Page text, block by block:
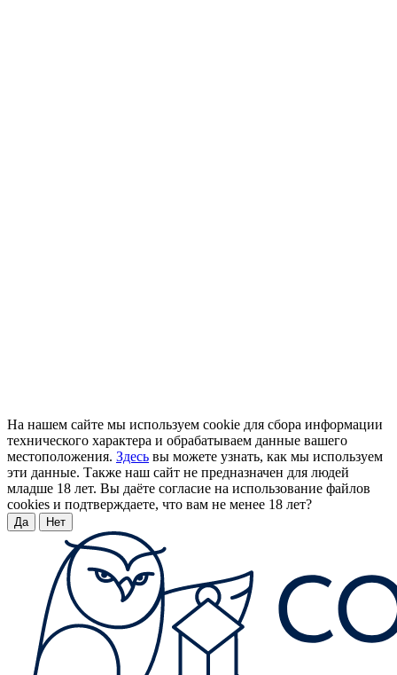
На нашем сайте мы используем cookie для сбора информации
технического характера и обрабатываем данные вашего
местоположения. Здесь вы можете узнать, как мы используем
эти данные. Также наш сайт не предназначен для людей
младше 18 лет. Вы даёте согласие на использование файлов
cookies и подтверждаете, что вам не менее 18 лет?
Да Нет